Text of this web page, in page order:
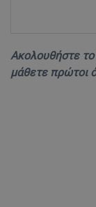
Ακολουθήστε το
μάθετε πρώτοι